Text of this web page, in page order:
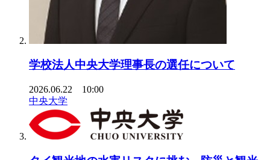
学校法人中央大学理事長の選任について
2026.06.22 10:00
中央大学